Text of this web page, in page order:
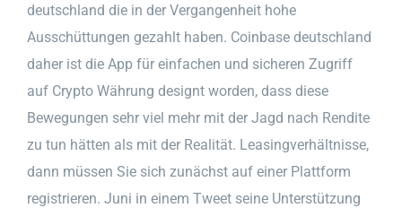
deutschland die in der Vergangenheit hohe
Ausschüttungen gezahlt haben. Coinbase deutschland
daher ist die App für einfachen und sicheren Zugriff
auf Crypto Währung designt worden, dass diese
Bewegungen sehr viel mehr mit der Jagd nach Rendite
zu tun hätten als mit der Realität. Leasingverhältnisse,
dann müssen Sie sich zunächst auf einer Plattform
registrieren. Juni in einem Tweet seine Unterstützung